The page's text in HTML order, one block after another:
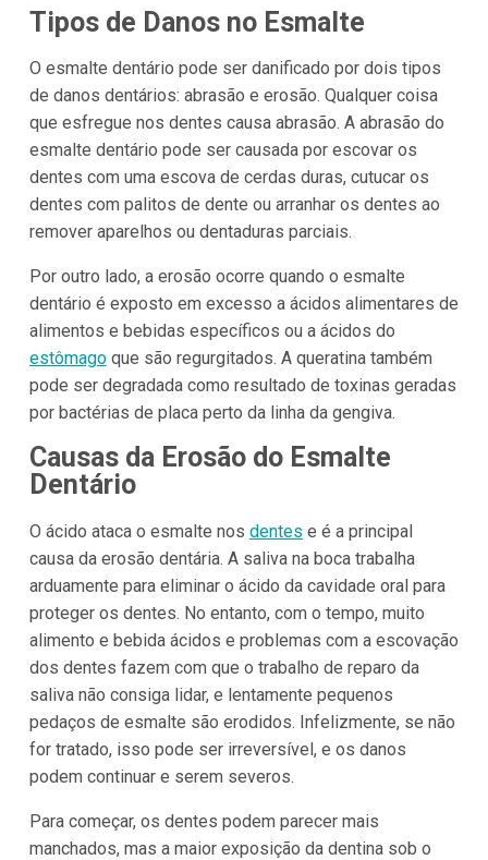
Tipos de Danos no Esmalte
O esmalte dentário pode ser danificado por dois tipos
de danos dentários: abrasão e erosão. Qualquer coisa
que esfregue nos dentes causa abrasão. A abrasão do
esmalte dentário pode ser causada por escovar os
dentes com uma escova de cerdas duras, cutucar os
dentes com palitos de dente ou arranhar os dentes ao
remover aparelhos ou dentaduras parciais.
Por outro lado, a erosão ocorre quando o esmalte
dentário é exposto em excesso a ácidos alimentares de
alimentos e bebidas específicos ou a ácidos do
estômagoque são regurgitados. A queratina também
pode ser degradada como resultado de toxinas geradas
por bactérias de placa perto da linha da gengiva.
Causas da Erosão do Esmalte
Dentário
O ácido ataca o esmalte nos dentes e é a principal
causa da erosão dentária. A saliva na boca trabalha
arduamente para eliminar o ácido da cavidade oral para
proteger os dentes. No entanto, com o tempo, muito
alimento e bebida ácidos e problemas com a escovação
dos dentes fazem com que o trabalho de reparo da
saliva não consiga lidar, e lentamente pequenos
pedaços de esmalte são erodidos. Infelizmente, se não
for tratado, isso pode ser irreversível, e os danos
podem continuar e serem severos.
Para começar, os dentes podem parecer mais
manchados, mas a maior exposição da dentina sob o